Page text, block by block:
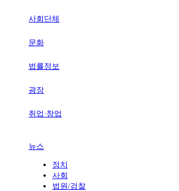
사회단체
문화
법률정보
광장
취업·창업
뉴스
정치
사회
법원/검찰